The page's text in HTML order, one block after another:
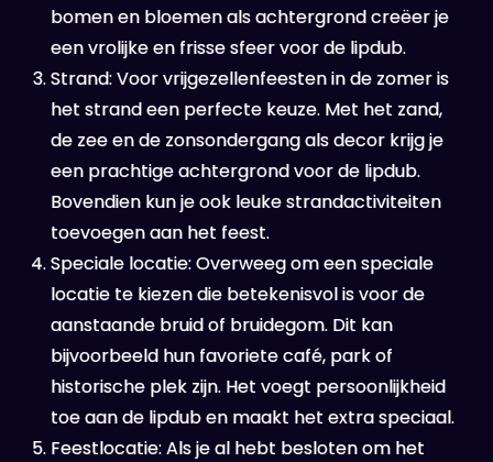
bomen en bloemen als achtergrond creëer je
een vrolijke en frisse sfeer voor de lipdub.
Strand: Voor vrijgezellenfeesten in de zomer is
het strand een perfecte keuze. Met het zand,
de zee en de zonsondergang als decor krijg je
een prachtige achtergrond voor de lipdub.
Bovendien kun je ook leuke strandactiviteiten
toevoegen aan het feest.
Speciale locatie: Overweeg om een speciale
locatie te kiezen die betekenisvol is voor de
aanstaande bruid of bruidegom. Dit kan
bijvoorbeeld hun favoriete café, park of
historische plek zijn. Het voegt persoonlijkheid
toe aan de lipdub en maakt het extra speciaal.
Feestlocatie: Als je al hebt besloten om het